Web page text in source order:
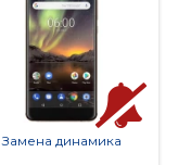
Замена динамика